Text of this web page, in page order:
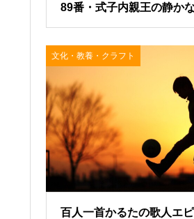
89番・式子内親王の静か
文化・教養・クラフト
百人一首かるたの歌人エ